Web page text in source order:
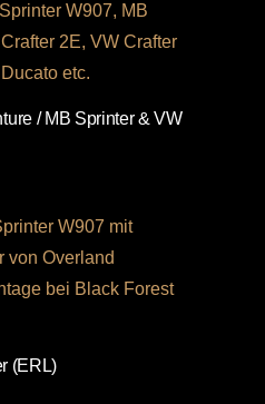
/ MB Sprinter & VW
(ERL)